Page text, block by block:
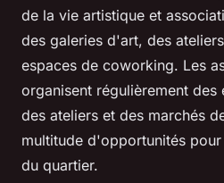
de la vie artistique et
des galeries d'art, des
espaces de coworking. Les
organisent régulièrement des
des ateliers et des marchés
multitude d'opportunités
du quartier.